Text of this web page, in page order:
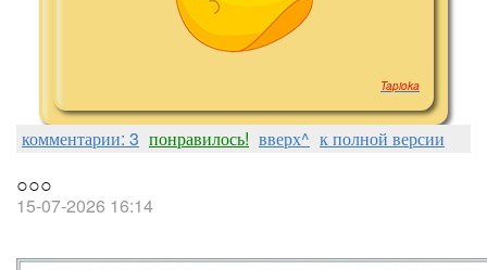
Tapioka
комментарии: 3 понравилось! вверх^ к полной версии
○○○
15-07-2026 16:14